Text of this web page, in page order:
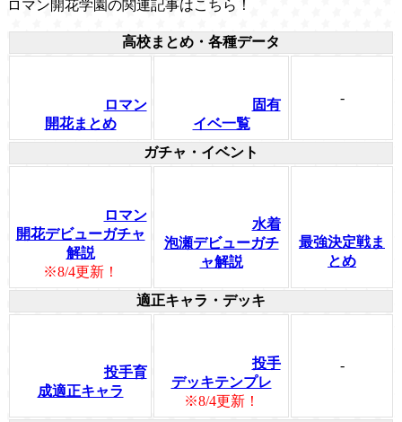
ロマン開花学園の関連記事はこちら！
高校まとめ・各種データ
ロマン
開花まとめ
固有
イベ一覧
-
ガチャ・イベント
ロマン
開花デビューガチャ
解説
※8/4更新！
水着
泡瀬デビューガチ
ャ解説
最強決定戦ま
とめ
適正キャラ・デッキ
投手育
成適正キャラ
投手
デッキテンプレ
※8/4更新！
-